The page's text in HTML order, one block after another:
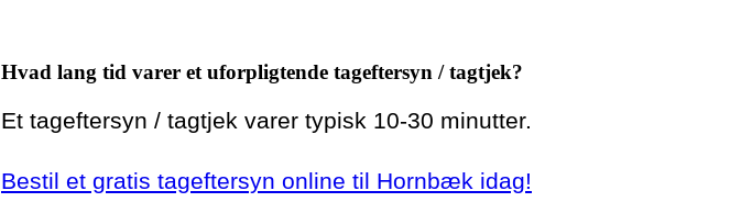
Hvad lang tid varer et uforpligtende tageftersyn / tagtjek?
Et tageftersyn / tagtjek varer typisk 10-30 minutter.
Bestil et gratis tageftersyn online til Hornbæk idag!